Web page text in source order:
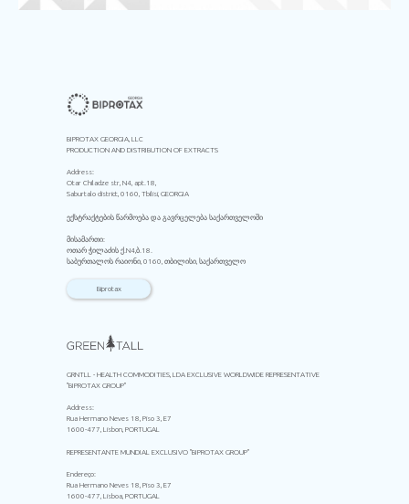
GRNTLL - HEALTH COMMODITIES, LDA EXCLUSIVE WORLDWIDE REPRESENTATIVE
"BIPROTAX GROUP"
Address:
Rua Hermano Neves 18, Piso 3, E7
1600-477, Lisbon, PORTUGAL
BIPROTAX GEORGIA, LLC
PRODUCTION AND DISTRIBUTION OF EXTRACTS
Address:
Otar Chiladze str, N4, apt.18,
Saburtalo district, 0160, Tbilisi, GEORGIA
Biprotax
ექსტრაქტების წარმოება და გავრცელება საქართველოში
მისამართი:
ოთარ ჭილაძის ქ.N4,ბ.18.
საბურთალოს რაიონი, 0160, თბილისი, საქართველო
REPRESENTANTE MUNDIAL EXCLUSIVO "BIPROTAX GROUP"
Endereço:
Rua Hermano Neves 18, Piso 3, E7
1600-477, Lisboa, PORTUGAL